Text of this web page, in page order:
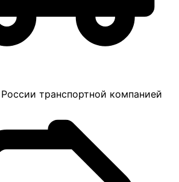
транспортной компанией